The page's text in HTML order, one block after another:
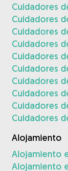
Cuidadores
Cuidadores
Cuidadores
Cuidadores
Cuidadores
Cuidadores
Cuidadores
Cuidadores
Cuidadores
Cuidadores
Alojamiento
Alojamiento
Alojamiento